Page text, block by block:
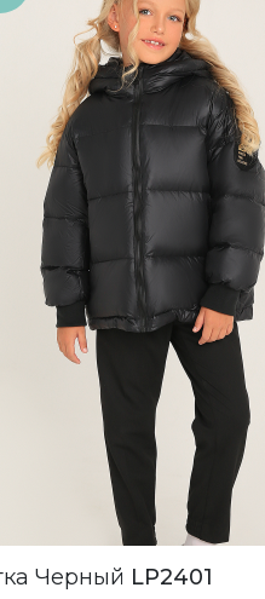
Куртка Черный LP2401